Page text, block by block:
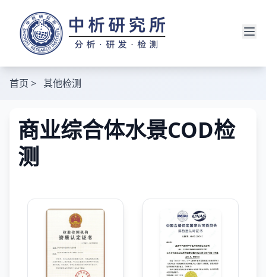
首页 > 其他检测
商业综合体水景COD检
测